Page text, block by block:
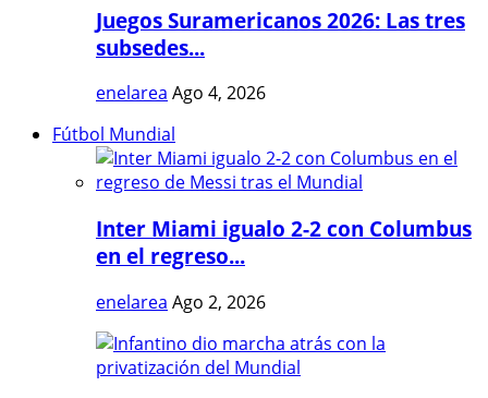
Juegos Suramericanos 2026: Las tres
subsedes...
enelarea Ago 4, 2026
Fútbol Mundial
Inter Miami igualo 2-2 con Columbus
en el regreso...
enelarea Ago 2, 2026